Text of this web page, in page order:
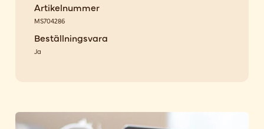
Artikelnummer
MS704286
Beställningsvara
Ja